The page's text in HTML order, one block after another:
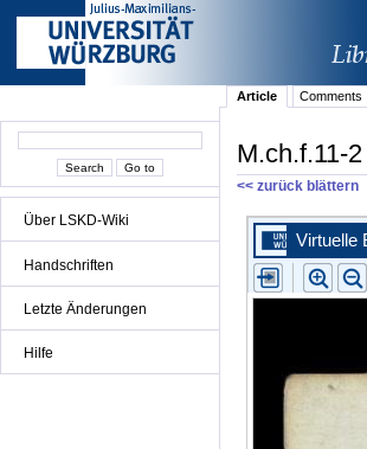
Über LSKD-Wiki
Handschriften
Letzte Änderungen
Hilfe
Article
Comments
M.ch.f.11-
<< zurück blättern